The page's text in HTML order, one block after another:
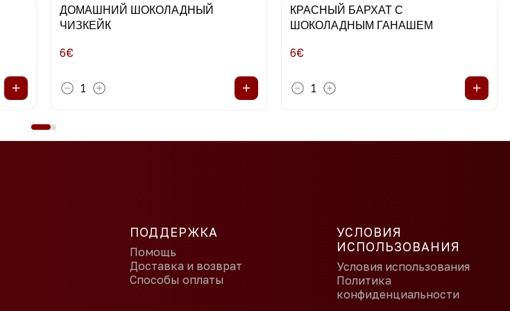
+
ДОМАШНИЙ ШОКОЛАДНЫЙ
ЧИЗКЕЙК
6€
1 +
КРАСНЫЙ БАРХАТ С
ШОКОЛАДНЫМ ГАНАШЕМ
6€
1 +
ПОДДЕРЖКА
Помощь
Доставка и возврат
Способы оплаты
УСЛОВИЯ
ИСПОЛЬЗОВАНИЯ
Условия использования
Политика
конфиденциальности